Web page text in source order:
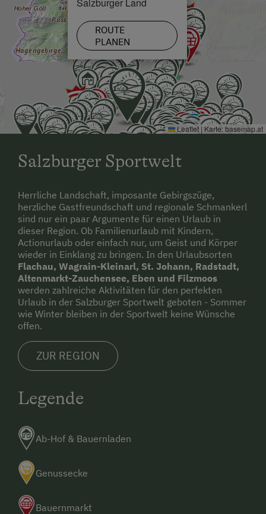
ROUTE
PLANEN
Leaflet | Karte:basemap.at
Salzburger Sportwelt
Herrliche Landschaft, imposante Gebirgszüge,
herzliche Gastfreundschaft und regionale Schmankerl
sind nur ein paar Argumente für einen Urlaub in
dieser Region. Ob Familienurlaub mit Kindern,
Actionurlaub oder einfach nur, um Geist und Körper
wieder in Einklang zu bringen. In den Urlaubsorten
Flachau, Wagrain-Kleinarl, St. Johann, Radstadt,
Altenmarkt-Zauchensee, Eben und Filzmoos
werden zahlreiche Aktivitäten für den perfekten
Urlaub in der Salzburger Sportwelt geboten - Sommer
wie Winter bleiben in der Sportwelt keine Wünsche
offen.
ZUR REGION
Legende
Ab-Hof & Bauernladen
Genussecke
Bauernmarkt